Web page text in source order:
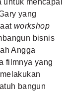
yang
workshop
bisnis
Angga
filmnya yang
bangun